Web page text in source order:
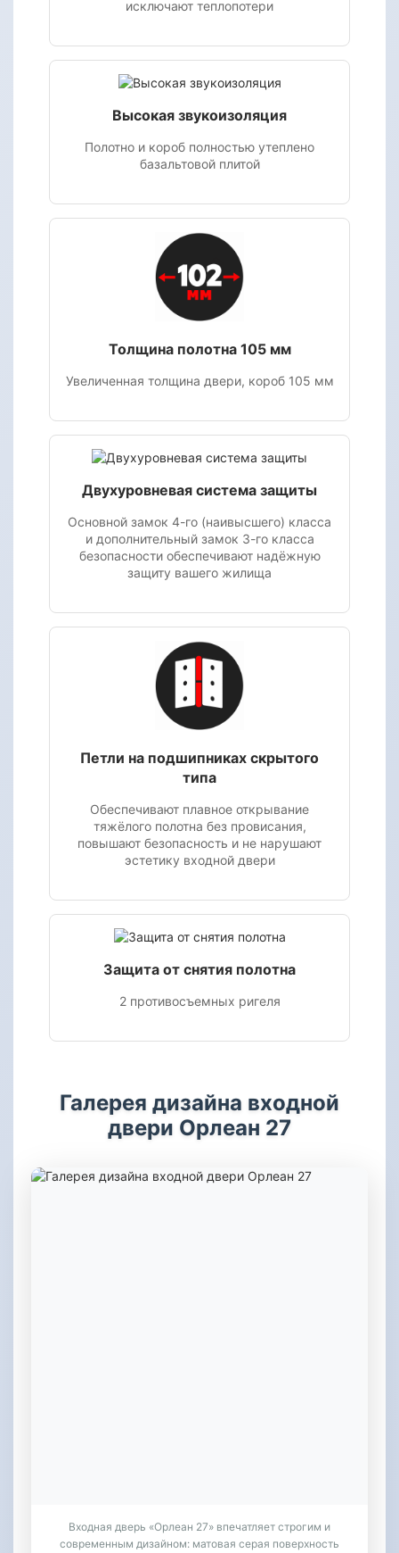
исключают теплопотери
Высокая звукоизоляция
Полотно и короб полностью утеплено
базальтовой плитой
Толщина полотна 105 мм
Увеличенная толщина двери, короб 105 мм
Двухуровневая система защиты
Основной замок 4-го (наивысшего) класса
и дополнительный замок 3-го класса
безопасности обеспечивают надёжную
защиту вашего жилища
Петли на подшипниках скрытого
типа
Обеспечивают плавное открывание
тяжёлого полотна без провисания,
повышают безопасность и не нарушают
эстетику входной двери
Защита от снятия полотна
2 противосъемных ригеля
Галерея дизайна входной
двери Орлеан 27
Входная дверь «Орлеан 27» впечатляет строгим и
современным дизайном: матовая серая поверхность